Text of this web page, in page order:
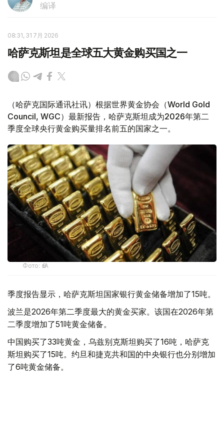
编译
08:31, 31 7月 2026
哈萨克斯坦是全球五大黄金购买国之一
（哈萨克国际通讯社讯）根据世界黄金协会（World Gold
Council, WGC）最新报告，哈萨克斯坦成为2026年第二
季度全球央行黄金购买量排名前五的国家之一。
Фото: ӨзА
季度报告显示，哈萨克斯坦国家银行黄金储备增加了15吨。
波兰是2026年第二季度最大的黄金买家。该国在2026年第
二季度增加了51吨黄金储备。
中国购买了33吨黄金，乌兹别克斯坦购买了16吨，哈萨克
斯坦购买了15吨。约旦和捷克共和国的中央银行也分别增加
了6吨黄金储备。